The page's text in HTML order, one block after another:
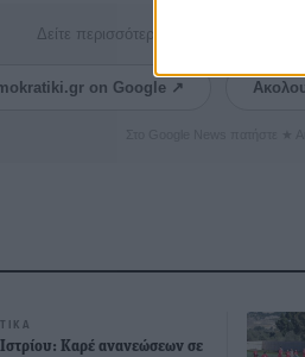
Δείτε περισσότερα άρθρα μας στα
on Google ↗
Καρέ ανανεώσεων σε